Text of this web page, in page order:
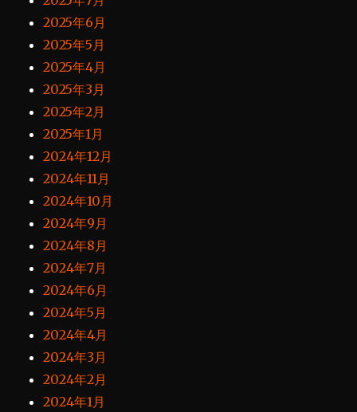
2025年6月
2025年5月
2025年4月
2025年3月
2025年2月
2025年1月
2024年12月
2024年11月
2024年10月
2024年9月
2024年8月
2024年7月
2024年6月
2024年5月
2024年4月
2024年3月
2024年2月
2024年1月